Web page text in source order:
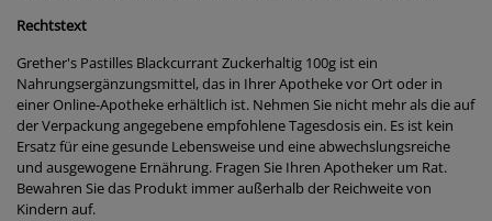
Rechtstext
Grether's Pastilles Blackcurrant Zuckerhaltig 100g ist ein
Nahrungsergänzungsmittel, das in Ihrer Apotheke vor Ort oder in
einer Online-Apotheke erhältlich ist. Nehmen Sie nicht mehr als die auf
der Verpackung angegebene empfohlene Tagesdosis ein. Es ist kein
Ersatz für eine gesunde Lebensweise und eine abwechslungsreiche
und ausgewogene Ernährung. Fragen Sie Ihren Apotheker um Rat.
Bewahren Sie das Produkt immer außerhalb der Reichweite von
Kindern auf.